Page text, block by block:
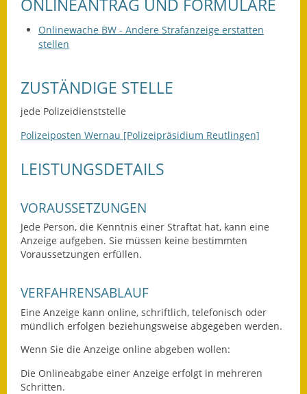
Straßenbau
Ausweichfahrplan
Stellenausschreibungen
Zahlen und Fakten
Rathaus
Behördenadressen
Beratungsstellen im
Landkreis
Dienstleistungen
ONLINEANTRAG UND FORMULARE
Onlinewache BW - Andere Strafanzeige erstatten
stellen
ZUSTÄNDIGE STELLE
jede Polizeidienststelle
Polizeiposten Wernau [Polizeipräsidium Reutlingen]
LEISTUNGSDETAILS
VORAUSSETZUNGEN
Jede Person, die Kenntnis einer Straftat hat, kann eine
Anzeige aufgeben. Sie müssen keine bestimmten
Voraussetzungen erfüllen.
VERFAHRENSABLAUF
Eine Anzeige kann online, schriftlich, telefonisch oder
mündlich erfolgen beziehungsweise abgegeben werden.
Wenn Sie die Anzeige online abgeben wollen:
Die Onlineabgabe einer Anzeige erfolgt in mehreren
Schritten.